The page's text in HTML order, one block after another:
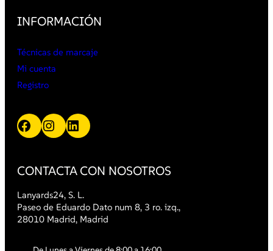
INFORMACIÓN
Técnicas de marcaje
Mi cuenta
Registro
Facebook Instagram LinkedIn
CONTACTA CON NOSOTROS
Lanyards24, S. L.
Paseo de Eduardo Dato num 8, 3 ro. izq.,
28010 Madrid, Madrid